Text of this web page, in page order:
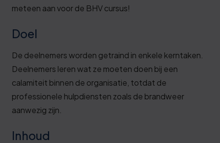
meteen aan voor de BHV cursus!
Doel
De deelnemers worden getraind in enkele kerntaken.
Deelnemers leren wat ze moeten doen bij een
calamiteit binnen de organisatie, totdat de
professionele hulpdiensten zoals de brandweer
aanwezig zijn.
Inhoud